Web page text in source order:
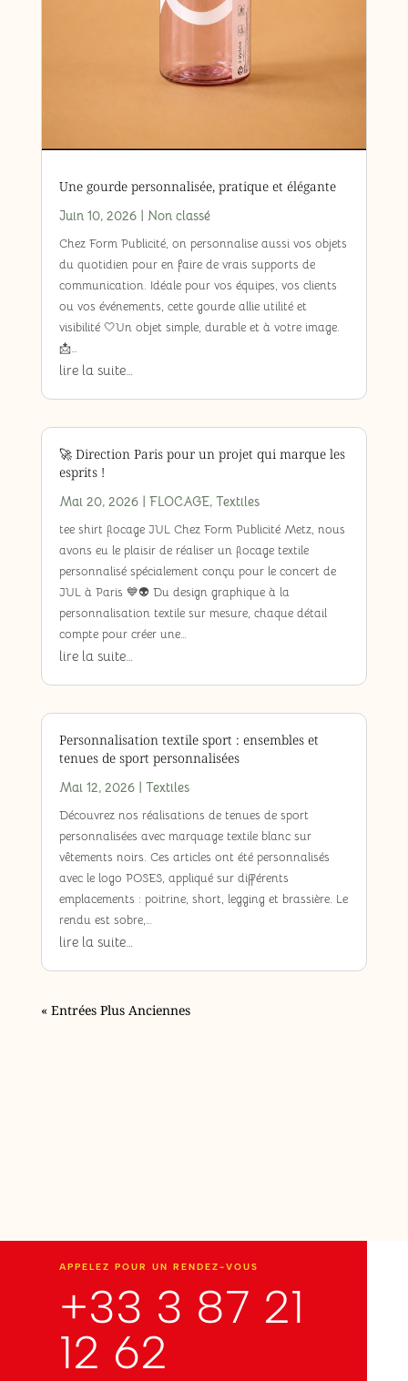
Une gourde personnalisée, pratique et élégante
Juin 10, 2026| Non classé
Chez Form Publicité, on personnalise aussi vos objets
du quotidien pour en faire de vrais supports de
communication. Idéale pour vos équipes, vos clients
ou vos événements, cette gourde allie utilité et
visibilité 🤍Un objet simple, durable et à votre image.
📩…
lire la suite…
🚀 Direction Paris pour un projet qui marque les
esprits !
Mai 20, 2026| FLOCAGE, Textiles
tee shirt flocage JUL Chez Form Publicité Metz, nous
avons eu le plaisir de réaliser un flocage textile
personnalisé spécialement conçu pour le concert de
JUL à Paris 💙👽 Du design graphique à la
personnalisation textile sur mesure, chaque détail
compte pour créer une…
lire la suite…
Personnalisation textile sport : ensembles et
tenues de sport personnalisées
Mai 12, 2026| Textiles
Découvrez nos réalisations de tenues de sport
personnalisées avec marquage textile blanc sur
vêtements noirs. Ces articles ont été personnalisés
avec le logo POSES, appliqué sur différents
emplacements : poitrine, short, legging et brassière. Le
rendu est sobre,…
lire la suite…
« Entrées Plus Anciennes
APPELEZ POUR UN RENDEZ-VOUS
+33 3 87 21
12 62